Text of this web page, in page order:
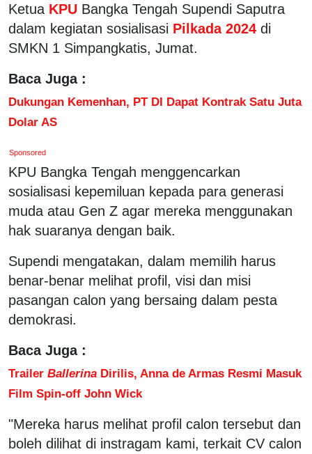
Ketua KPU Bangka Tengah Supendi Saputra
dalam kegiatan sosialisasi Pilkada 2024 di
SMKN 1 Simpangkatis, Jumat.
Baca Juga :
Dukungan Kemenhan, PT DI Dapat Kontrak Satu Juta
Dolar AS
Sponsored
KPU Bangka Tengah menggencarkan
sosialisasi kepemiluan kepada para generasi
muda atau Gen Z agar mereka menggunakan
hak suaranya dengan baik.
Supendi mengatakan, dalam memilih harus
benar-benar melihat profil, visi dan misi
pasangan calon yang bersaing dalam pesta
demokrasi.
Baca Juga :
Trailer Ballerina Dirilis, Anna de Armas Resmi Masuk
Film Spin-off John Wick
"Mereka harus melihat profil calon tersebut dan
boleh dilihat di instragam kami, terkait CV calon